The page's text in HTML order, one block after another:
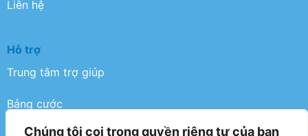
Chúng tôi coi trọng quyền riêng tư của bạn
Liên hệ
Hỗ trợ
Trung tâm trợ giúp
Bảng cước